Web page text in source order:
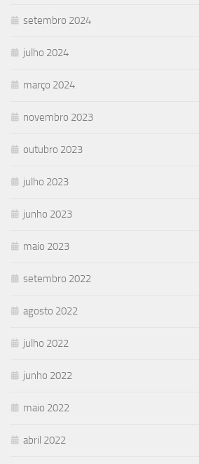
setembro 2024
julho 2024
março 2024
novembro 2023
outubro 2023
julho 2023
junho 2023
maio 2023
setembro 2022
agosto 2022
julho 2022
junho 2022
maio 2022
abril 2022